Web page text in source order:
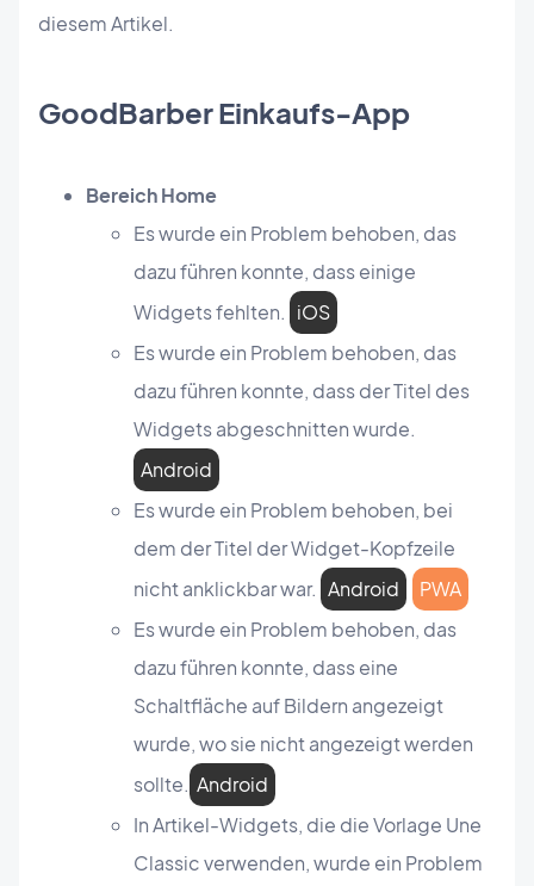
diesem Artikel.
GoodBarber Einkaufs-App
Bereich Home
Es wurde ein Problem behoben, das
dazu führen konnte, dass einige
Widgets fehlten. iOS
Es wurde ein Problem behoben, das
dazu führen konnte, dass der Titel des
Widgets abgeschnitten wurde.
Android
Es wurde ein Problem behoben, bei
dem der Titel der Widget-Kopfzeile
nicht anklickbar war. Android
PWA
Es wurde ein Problem behoben, das
dazu führen konnte, dass eine
Schaltfläche auf Bildern angezeigt
wurde, wo sie nicht angezeigt werden
sollte. Android
In Artikel-Widgets, die die Vorlage Une
Classic verwenden, wurde ein Problem